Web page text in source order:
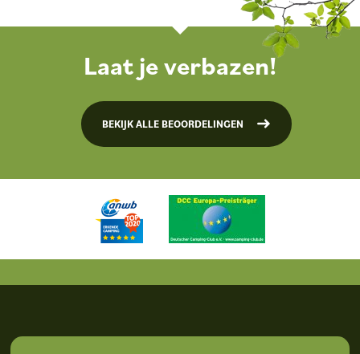
Laat je verbazen!
BEKIJK ALLE BEOORDELINGEN